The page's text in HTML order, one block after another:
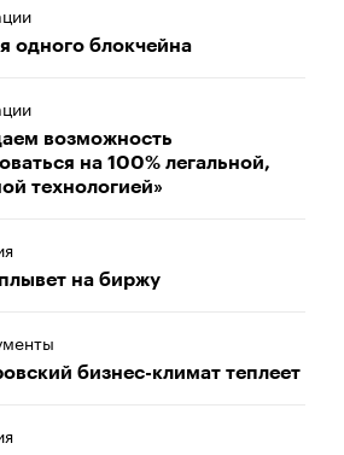
одного блокчейна
возможность
на 100% легальной,
технологией»
на биржу
бизнес-климат теплеет